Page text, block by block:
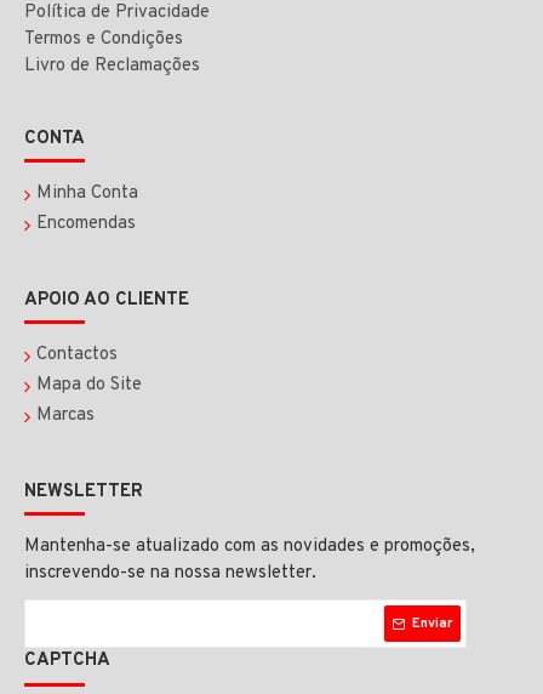
Política de Privacidade
Termos e Condições
Livro de Reclamações
CONTA
Minha Conta
Encomendas
APOIO AO CLIENTE
Contactos
Mapa do Site
Marcas
NEWSLETTER
Mantenha-se atualizado com as novidades e promoções,
inscrevendo-se na nossa newsletter.
Enviar
CAPTCHA